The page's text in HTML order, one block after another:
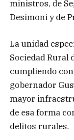
ministros, de
Desimoni y de
La unidad
Sociedad Rural
cumpliendo
gobernador
mayor
de esa forma
delitos rurales.